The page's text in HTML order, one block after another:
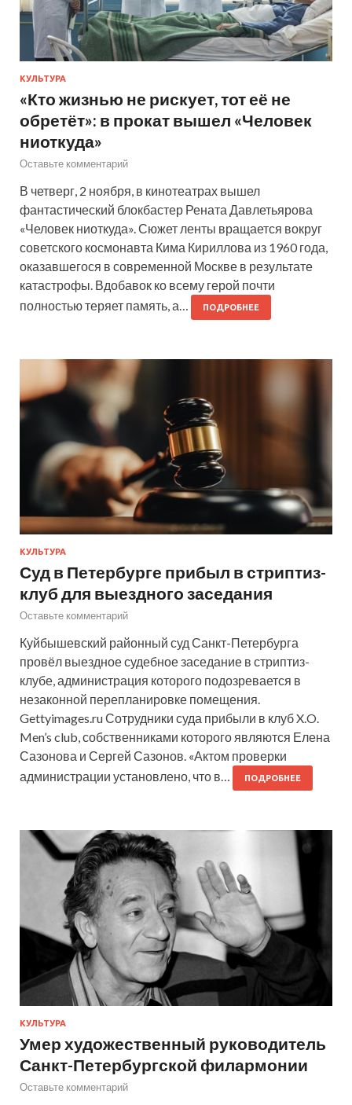
КУЛЬТУРА
«Кто жизнью не рискует, тот её не
обретёт»: в прокат вышел «Человек
ниоткуда»
Оставьте комментарий
В четверг, 2 ноября, в кинотеатрах вышел
фантастический блокбастер Рената Давлетьярова
«Человек ниоткуда». Сюжет ленты вращается вокруг
советского космонавта Кима Кириллова из 1960 года,
оказавшегося в современной Москве в результате
катастрофы. Вдобавок ко всему герой почти
полностью теряет память, а…
ПОДРОБНЕЕ
КУЛЬТУРА
Суд в Петербурге прибыл в стриптиз-
клуб для выездного заседания
Оставьте комментарий
Куйбышевский районный суд Санкт-Петербурга
провёл выездное судебное заседание в стриптиз-
клубе, администрация которого подозревается в
незаконной перепланировке помещения.
Gettyimages.ru Сотрудники суда прибыли в клуб X.O.
Men’s club, собственниками которого являются Елена
Сазонова и Сергей Сазонов. «Актом проверки
администрации установлено, что в…
ПОДРОБНЕЕ
КУЛЬТУРА
Умер художественный руководитель
Санкт-Петербургской филармонии
Оставьте комментарий